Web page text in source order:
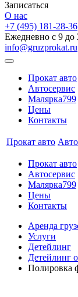
Записаться
О нас
+7 (495) 181-28-36
Ежедневно с 9 до
info@gruzprokat.ru
Прокат авто
Автосервис
Малярка799
Цены
Контакты
Прокат авто
Прокат авто
Автосервис
Малярка799
Цены
Контакты
Аренда
Услуги
Детейлинг
Детейлинг
Полировка